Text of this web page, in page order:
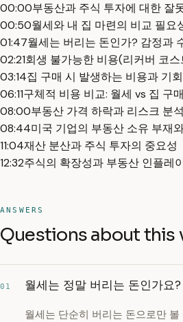
00:00부동산과 주식 투자에 대한 잘
00:50월세와 내 집 마련의 비교 필요
01:47월세는 버리는 돈인가? 감정과
02:21회생 불가능한 비용(리커버 코
03:14집 구매 시 발생하는 비용과 기
06:11구체적 비용 비교: 월세 vs 집 구매
08:00부동산 가격 하락과 리스크 분석
08:44미국 기업의 부동산 소유 부재
11:04재산 분산과 주식 투자의 중요성
12:32주식의 확장성과 부동산 인플레
ANSWERS
Questions about this
01 월세는 정말 버리는 돈인가요?
월세는 단순히 버리는 돈으로만